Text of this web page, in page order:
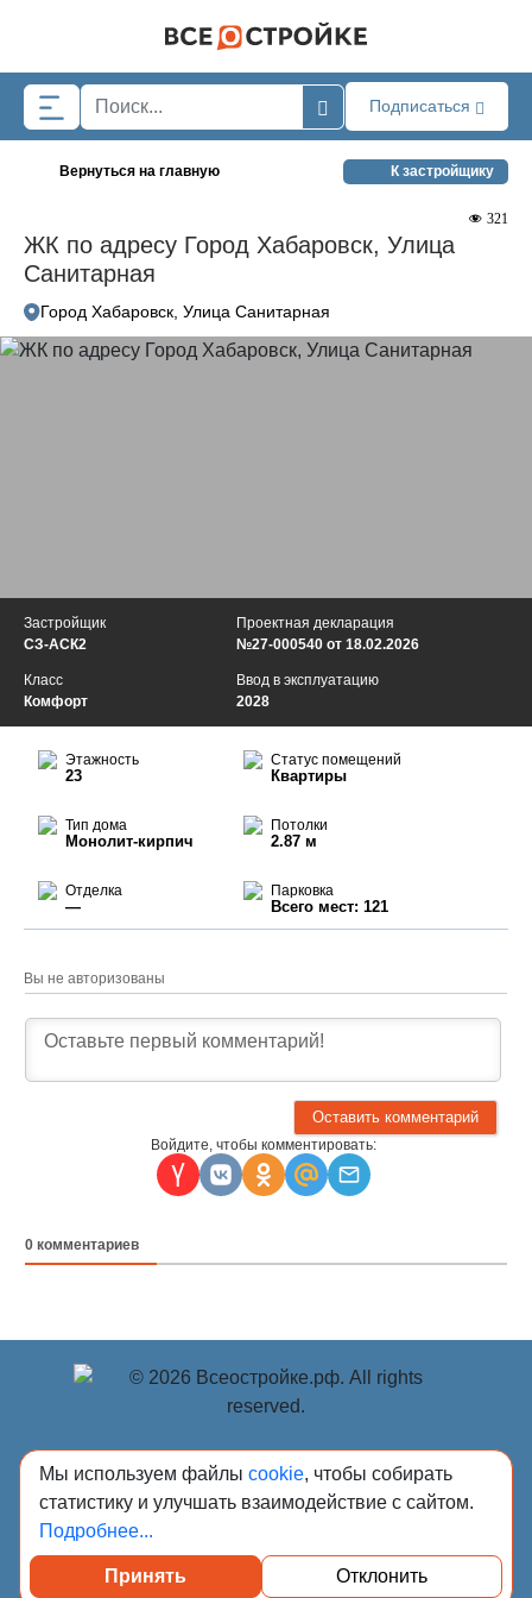
Подписаться
Вернуться на главную К застройщику
ЖК по адресу Город Хабаровск, Улица
Санитарная
321
Город Хабаровск, Улица Санитарная
Застройщик
СЗ-АСК2
Проектная декларация
№27-000540 от 18.02.2026
Ввод в эксплуатацию
2028
Класс
Комфорт
Этажность
23
Статус помещений
Квартиры
Тип дома
Монолит-кирпич
Потолки
2.87 м
Отделка
—
Парковка
Всего мест: 121
Вы не авторизованы
Войдите, чтобы комментировать:
0 комментариев
© Учредитель: Индивидуальный предприниматель
Опрышко Светлана Александровна, 2018-2026.
Сообщения и материалы сетевого издания «Всё о
стройке» (зарегистрировано Федеральной службой по
надзору в сфере связи, информационных технологий и
массовых коммуникаций (Роскомнадзор) 13.03.2023 за
Мы используем файлы cookie, чтобы собирать
статистику и улучшать взаимодействие с сайтом.
Подробнее...
Принять Отклонить